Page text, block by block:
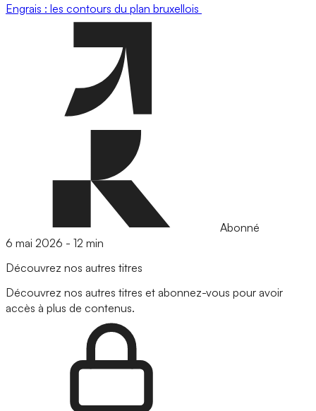
Engrais : les contours du plan bruxellois
Abonné
6 mai 2026 - 12 min
Découvrez nos autres titres
Découvrez nos autres titres et abonnez-vous pour avoir
accès à plus de contenus.